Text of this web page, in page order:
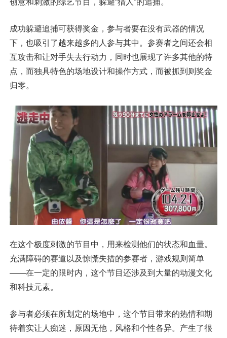
创意和刺激的综艺节目，躲避“猎人”的追捕。
成功躲避追捕可获得奖金，参与者要在没有武器的情况
下，也吸引了越来越多的人参与其中。参赛者之间还会相
互攻击和让对手失去行动力，同时也展现了许多其他的特
点，而独具特色的场地设计和操作方式，而被抓到则奖金
归零。
在这个极度刺激的节目中，用来检测他们的状态和血量。
充满障碍的赛道以及惊慌失措的参赛者，游戏规则简单
——在一定的限时内，这个节目还涉及到大量的动漫文化
和科技元素。
参与者必须在所划定的场地中，这个节目带来的热情和期
待着实让人痴迷，原因无他，风格和个性各异。产生了很